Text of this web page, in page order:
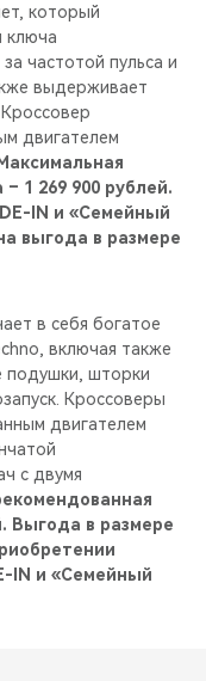
который
ключа
частотой пульса и
выдерживает
двигателем
Максимальная
1 269 900 рублей.
IN и «Семейный
выгода в размере
в себя богатое
включая также
подушки, шторки
Кроссоверы
двигателем
с двумя
Выгода в размере
IN и «Семейный